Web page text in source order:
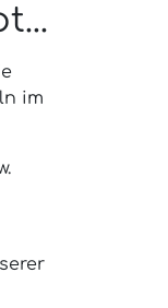
im